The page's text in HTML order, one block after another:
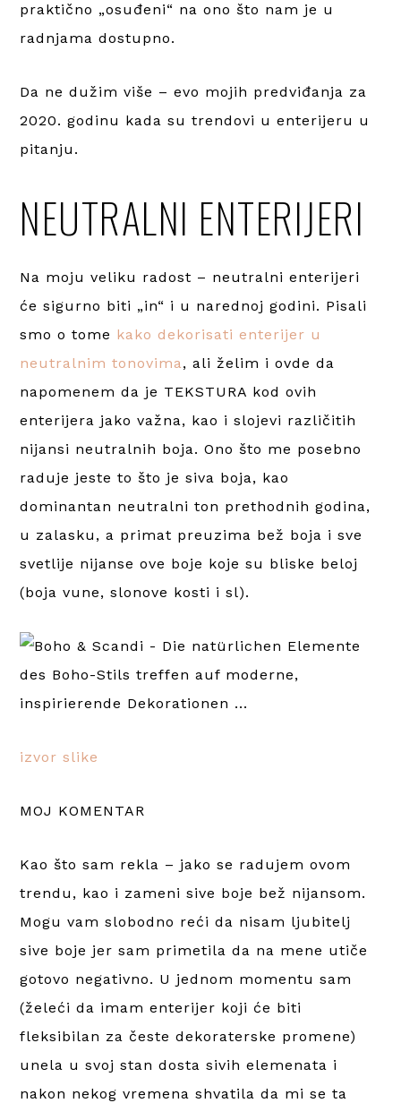
praktično „osuđeni“ na ono što nam je u
radnjama dostupno.
Da ne dužim više – evo mojih predviđanja za
2020. godinu kada su trendovi u enterijeru u
pitanju.
NEUTRALNI ENTERIJERI
Na moju veliku radost – neutralni enterijeri
će sigurno biti „in“ i u narednoj godini. Pisali
smo o tome kako dekorisati enterijer u
neutralnim tonovima, ali želim i ovde da
napomenem da je TEKSTURA kod ovih
enterijera jako važna, kao i slojevi različitih
nijansi neutralnih boja. Ono što me posebno
raduje jeste to što je siva boja, kao
dominantan neutralni ton prethodnih godina,
u zalasku, a primat preuzima bež boja i sve
svetlije nijanse ove boje koje su bliske beloj
(boja vune, slonove kosti i sl).
izvor slike
MOJ KOMENTAR
Kao što sam rekla – jako se radujem ovom
trendu, kao i zameni sive boje bež nijansom.
Mogu vam slobodno reći da nisam ljubitelj
sive boje jer sam primetila da na mene utiče
gotovo negativno. U jednom momentu sam
(želeći da imam enterijer koji će biti
fleksibilan za česte dekoraterske promene)
unela u svoj stan dosta sivih elemenata i
nakon nekog vremena shvatila da mi se ta